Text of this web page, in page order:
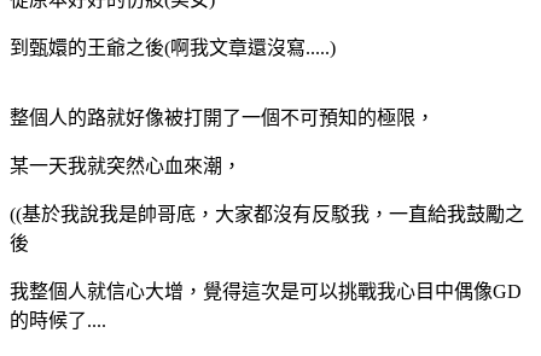
到甄嬛的王爺之後(啊我文章還沒寫.....)
整個人的路就好像被打開了一個不可預知的極限，
某一天我就突然心血來潮，
((基於我說我是帥哥底，大家都沒有反駁我，一直給我鼓勵之
後
我整個人就信心大增，覺得這次是可以挑戰我心目中偶像GD
的時候了....